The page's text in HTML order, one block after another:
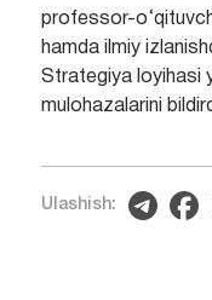
professor-
hamda ilmiy
Strategiya loyihasi
mulohazalarini
Ulashish: